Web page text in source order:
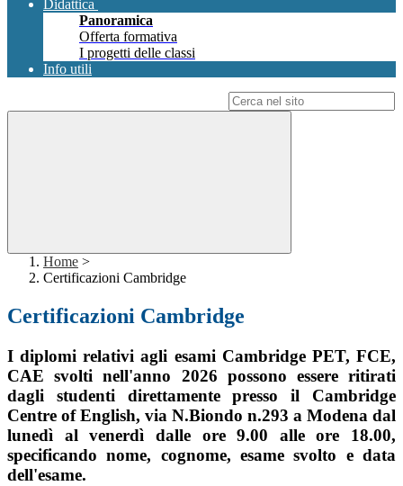
Didattica
Panoramica
Offerta formativa
I progetti delle classi
Info utili
Home >
Certificazioni Cambridge
Certificazioni Cambridge
I diplomi relativi agli esami Cambridge PET, FCE,
CAE svolti nell'anno 2026 possono essere ritirati
dagli studenti direttamente presso il Cambridge
Centre of English, via N.Biondo n.293 a Modena dal
lunedì al venerdì dalle ore 9.00 alle ore 18.00,
specificando nome, cognome, esame svolto e data
dell'esame.